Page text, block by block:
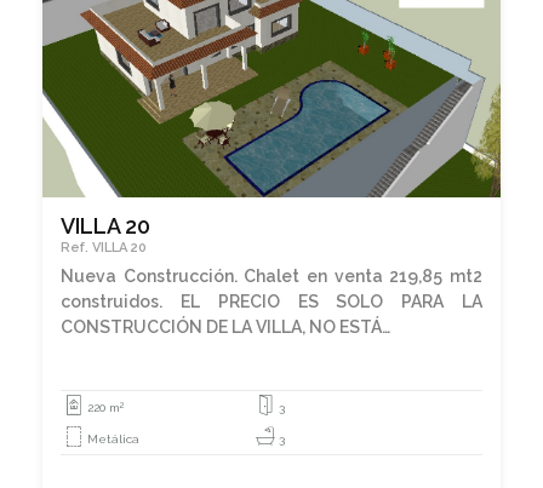
VILLA 20
Ref. VILLA 20
Nueva Construcción. Chalet en venta 219,85 mt2
construidos. EL PRECIO ES SOLO PARA LA
CONSTRUCCIÓN DE LA VILLA, NO ESTÁ…
220 m2
Metálica
3
3